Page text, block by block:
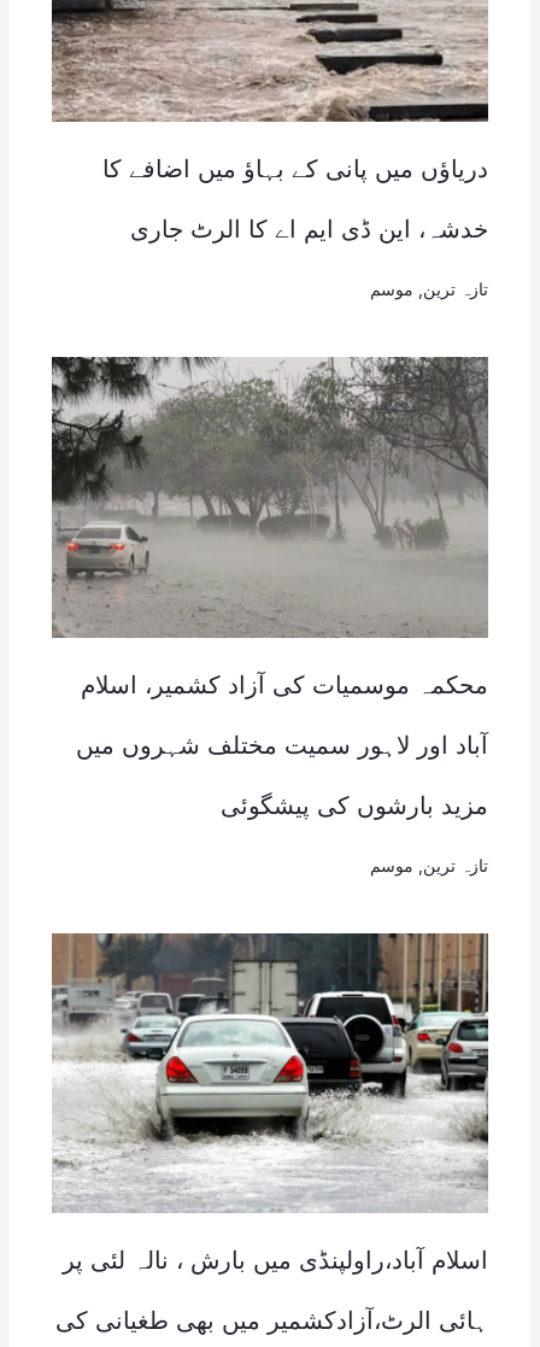
دریاؤں میں پانی کے بہاؤ میں اضافے کا
خدشہ، این ڈی ایم اے کا الرٹ جاری
تازہ ترین موسم
محکمہ موسمیات کی آزاد کشمیر، اسلام
آباد اور لاہور سمیت مختلف شہروں میں
مزید بارشوں کی پیشگوئی
تازہ ترین موسم
اسلام آباد،راولپنڈی میں بارش ، نالہ لئی پر
ہائی الرٹ،آزادکشمیر میں بھی طغیانی کی